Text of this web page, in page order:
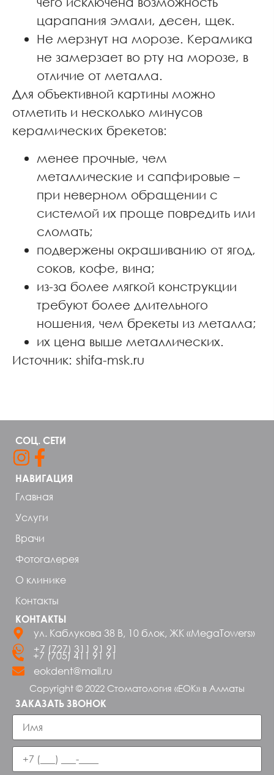
царапания эмали, десен, щек.
Не мерзнут на морозе. Керамика
не замерзает во рту на морозе, в
отличие от металла.
Для объективной картины можно
отметить и несколько минусов
керамических брекетов:
менее прочные, чем
металлические и сапфировые –
при неверном обращении с
системой их проще повредить или
сломать;
подвержены окрашиванию от ягод,
соков, кофе, вина;
из-за более мягкой конструкции
требуют более длительного
ношения, чем брекеты из металла;
их цена выше металлических.
Источник: shifa-msk.ru
НАВИГАЦИЯ
Главная
Услуги
Врачи
Фотогалерея
О клинике
Контакты
КОНТАКТЫ
ул. Каблукова 38 В, 10 блок, ЖК «MegaTowers»
+7 (727) 311 91 91
+7 (705) 411 91 91
eokdent@mail.ru
Copyright © 2022 Стоматология «ЕОК» в Алматы
СОЦ. СЕТИ
ЗАКАЗАТЬ ЗВОНОК